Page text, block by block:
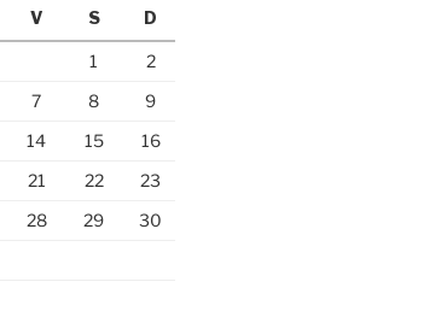
V S D
1
2
7 8
9
14 15
16
21 22
23
28 29
30